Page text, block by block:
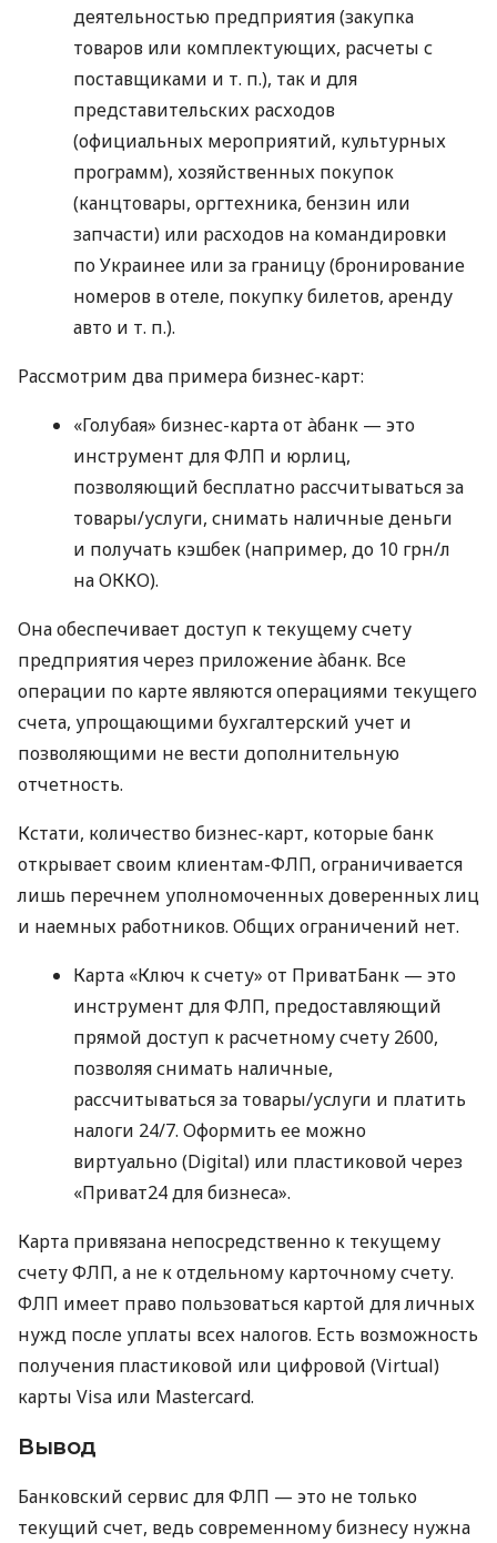
деятельностью предприятия (закупка
товаров или комплектующих, расчеты с
поставщиками и т. п.), так и для
представительских расходов
(официальных мероприятий, культурных
программ), хозяйственных покупок
(канцтовары, оргтехника, бензин или
запчасти) или расходов на командировки
по Украинее или за границу (бронирование
номеров в отеле, покупку билетов, аренду
авто и т. п.).
Рассмотрим два примера бизнес-карт:
«Голубая» бизнес-карта от àбанк — это
инструмент для ФЛП и юрлиц,
позволяющий бесплатно рассчитываться за
товары/услуги, снимать наличные деньги
и получать кэшбек (например, до 10 грн/л
на ОККО).
Она обеспечивает доступ к текущему счету
предприятия через приложение àбанк. Все
операции по карте являются операциями текущего
счета, упрощающими бухгалтерский учет и
позволяющими не вести дополнительную
отчетность.
Кстати, количество бизнес-карт, которые банк
открывает своим клиентам-ФЛП, ограничивается
лишь перечнем уполномоченных доверенных лиц
и наемных работников. Общих ограничений нет.
Карта «Ключ к счету» от ПриватБанк — это
инструмент для ФЛП, предоставляющий
прямой доступ к расчетному счету 2600,
позволяя снимать наличные,
рассчитываться за товары/услуги и платить
налоги 24/7. Оформить ее можно
виртуально (Digital) или пластиковой через
«Приват24 для бизнеса».
Карта привязана непосредственно к текущему
счету ФЛП, а не к отдельному карточному счету.
ФЛП имеет право пользоваться картой для личных
нужд после уплаты всех налогов. Есть возможность
получения пластиковой или цифровой (Virtual)
карты Visa или Mastercard.
Вывод
Банковский сервис для ФЛП — это не только
текущий счет, ведь современному бизнесу нужна